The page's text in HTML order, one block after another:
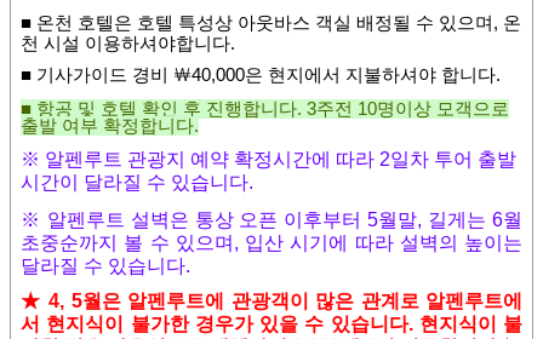
■ 온천 호텔은 호텔 특성상 아웃바스 객실 배정될 수 있으며, 온
천 시설 이용하셔야합니다.
■ 기사가이드 경비 ￦40,000은 현지에서 지불하셔야 합니다.
■ 항공 및 호텔 확인 후 진행합니다. 3주전 10명이상 모객으로
출발 여부 확정합니다.
※ 알펜루트 관광지 예약 확정시간에 따라 2일차 투어 출발
시간이 달라질 수 있습니다.
※ 알펜루트 설벽은 통상 오픈 이후부터 5월말, 길게는 6월
초중순까지 볼 수 있으며, 입산 시기에 따라 설벽의 높이는
달라질 수 있습니다.
★ 4, 5월은 알펜루트에 관광객이 많은 관계로 알펜루트에
서 현지식이 불가한 경우가 있을 수 있습니다. 현지식이 불